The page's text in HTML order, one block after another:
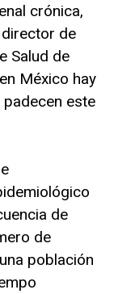
crónica,
de
Salud de
México hay
este
de
de
población